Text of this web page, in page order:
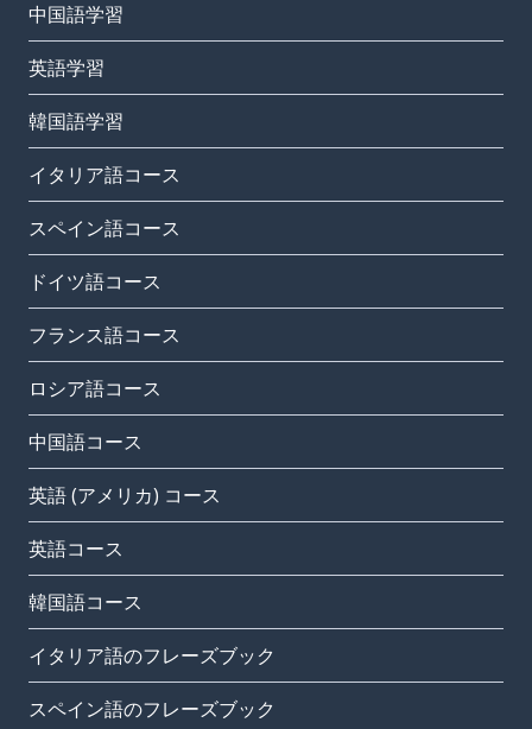
中国語学習
英語学習
韓国語学習
イタリア語コース
スペイン語コース
ドイツ語コース
フランス語コース
ロシア語コース
中国語コース
英語 (アメリカ) コース
英語コース
韓国語コース
イタリア語のフレーズブック
スペイン語のフレーズブック